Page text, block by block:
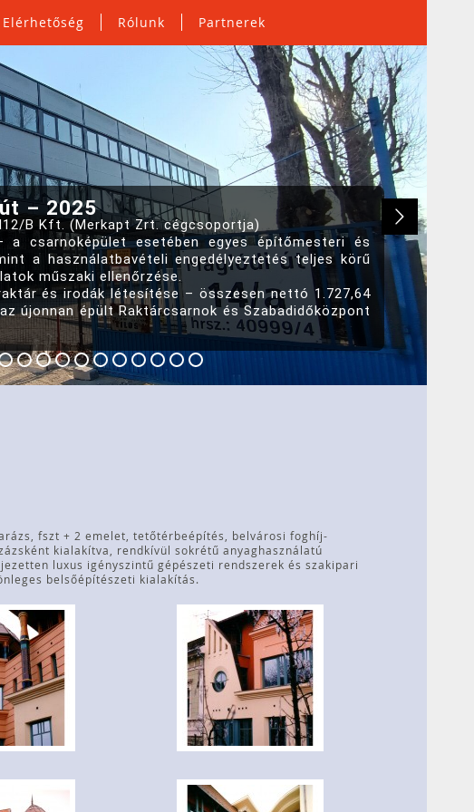
Elérhetőség Rólunk Partnerek
– 2025
fszt + 2 emelet, tetőtérbeépítés, belvárosi foghíj-
kialakítva, rendkívül sokrétű anyaghasználatú
luxus igényszintű gépészeti rendszerek és szakipari
belsőépítészeti kialakítás.